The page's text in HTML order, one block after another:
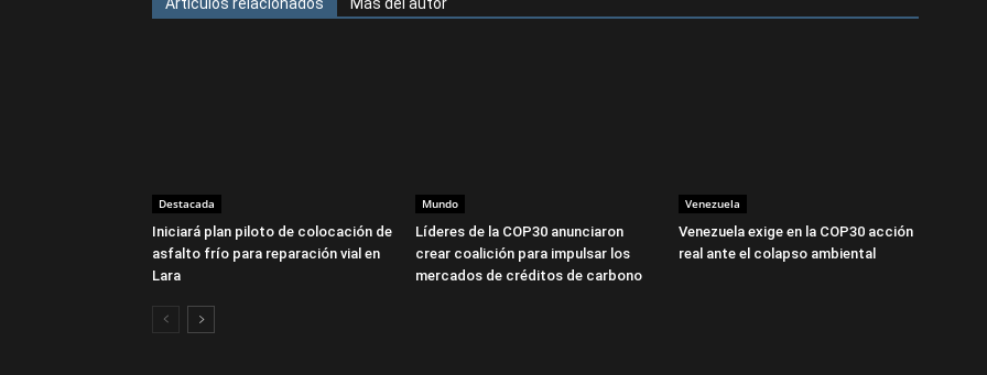
Destacada
Iniciará plan piloto de colocación de
asfalto frío para reparación vial en
Lara
Mundo
Líderes de la COP30 anunciaron
crear coalición para impulsar los
mercados de créditos de carbono
Venezuela
Venezuela exige en la COP30 acción
real ante el colapso ambiental